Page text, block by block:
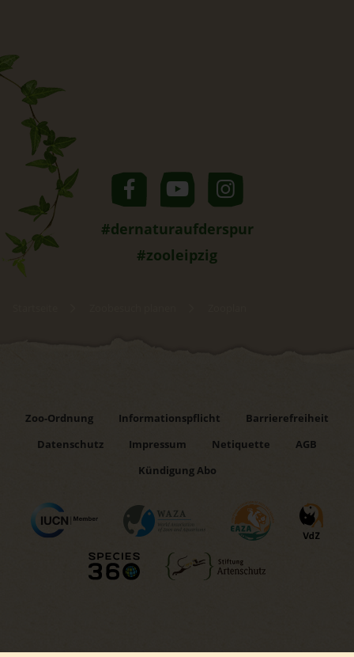
#dernaturaufderspur
#zooleipzig
Zoo-Ordnung Informationspflicht
Barrierefreiheit
Datenschutz
Impressum Netiquette
AGB
Kündigung Abo